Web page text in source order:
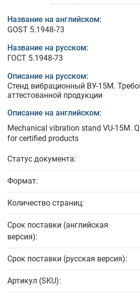
Название на английском:
GOST 5.1948-73
Название на русском:
ГОСТ 5.1948-73
Описание на русском:
Стенд вибрационный ВУ-15М.
аттестованной продукции
Описание на английском:
Mechanical vibration stand VU-15M.
for certified products
Статус документа:
Формат:
Количество страниц:
Срок поставки (английская
версия):
Срок поставки (русская версия):
Артикул (SKU):